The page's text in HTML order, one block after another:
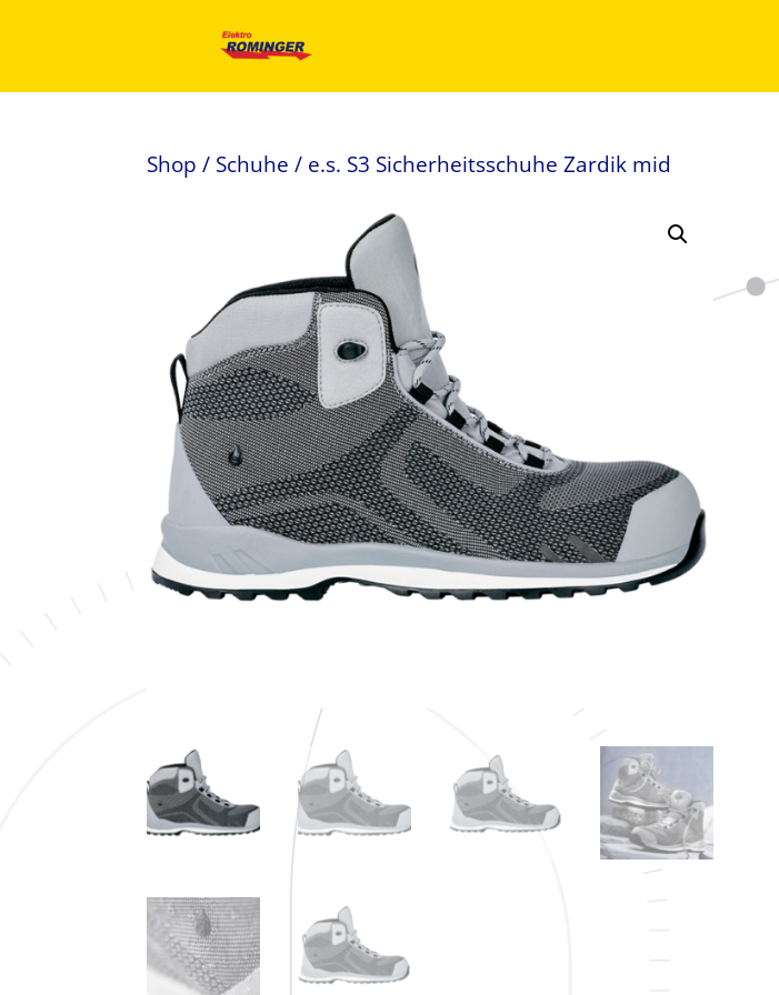
Shop / Schuhe / e.s. S3 Sicherheitsschuhe Zardik mid